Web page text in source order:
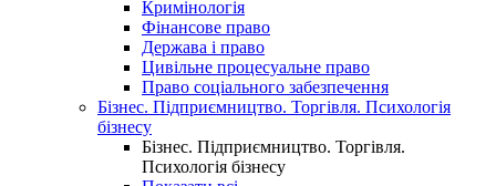
Кримінологія
Фінансове право
Держава і право
Цивільне процесуальне право
Право соціального забезпечення
Бізнес. Підприємництво. Торгівля. Психологія
бізнесу
Бізнес. Підприємництво. Торгівля.
Психологія бізнесу